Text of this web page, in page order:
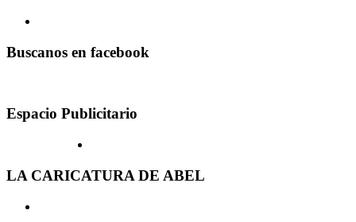
Buscanos en facebook
Espacio Publicitario
LA CARICATURA DE ABEL